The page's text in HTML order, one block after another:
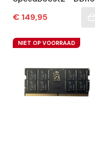
Geheugen – 16GB
4800MHz (PC5-
38400) – Hoge
Betrouwbare...
Prijs
€ 149,95
NIET OP VOORRAAD